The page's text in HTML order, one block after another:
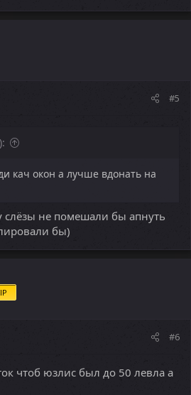
#5
кач окон а лучше вдонать на
слёзы не помешали бы апнуть
бы)
#6
чтоб юзлис был до 50 левла а